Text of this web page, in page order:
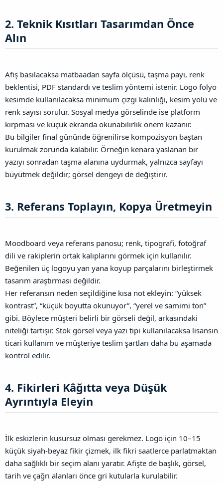
2. Teknik Kısıtları Tasarımdan Önce
Alın​
Afiş basılacaksa matbaadan sayfa ölçüsü, taşma payı, renk
beklentisi, PDF standardı ve teslim yöntemi istenir. Logo folyo
kesimde kullanılacaksa minimum çizgi kalınlığı, kesim yolu ve
renk sayısı sorulur. Sosyal medya görselinde ise platform
kırpması ve küçük ekranda okunabilirlik önem kazanır.
Bu bilgiler final gününde öğrenilirse kompozisyon baştan
kurulmak zorunda kalabilir. Örneğin kenara yaslanan bir
yazıyı sonradan taşma alanına uydurmak, yalnızca sayfayı
büyütmek değildir; görsel dengeyi de değiştirir.
3. Referans Toplayın, Kopya Üretmeyin​
Moodboard veya referans panosu; renk, tipografi, fotoğraf
dili ve rakiplerin ortak kalıplarını görmek için kullanılır.
Beğenilen üç logoyu yan yana koyup parçalarını birleştirmek
tasarım araştırması değildir.
Her referansın neden seçildiğine kısa not ekleyin: “yüksek
kontrast”, “küçük boyutta okunuyor”, “yerel ve samimi ton”
gibi. Böylece müşteri belirli bir görseli değil, arkasındaki
niteliği tartışır. Stok görsel veya yazı tipi kullanılacaksa lisansın
ticari kullanım ve müşteriye teslim şartları daha bu aşamada
kontrol edilir.
4. Fikirleri Kâğıtta veya Düşük
Ayrıntıyla Eleyin​
İlk eskizlerin kusursuz olması gerekmez. Logo için 10–15
küçük siyah-beyaz fikir çizmek, ilk fikri saatlerce parlatmaktan
daha sağlıklı bir seçim alanı yaratır. Afişte de başlık, görsel,
tarih ve çağrı alanları önce gri kutularla kurulabilir.